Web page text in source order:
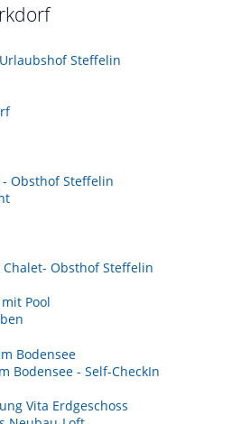
Steffelin
Obsthof Steffelin
Obsthof Steffelin
Pool
Bodensee
Bodensee - Self-CheckIn
Vita Erdgeschoss